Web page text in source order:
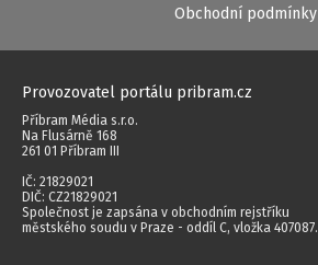
Obchodní podmínky
Provozovatel portálu pribram.cz
Příbram Média s.r.o.
Na Flusárně 168
261 01 Příbram III
IČ: 21829021
DIČ: CZ21829021
Společnost je zapsána v obchodním rejstříku
městského soudu v Praze - oddíl C, vložka 407087.